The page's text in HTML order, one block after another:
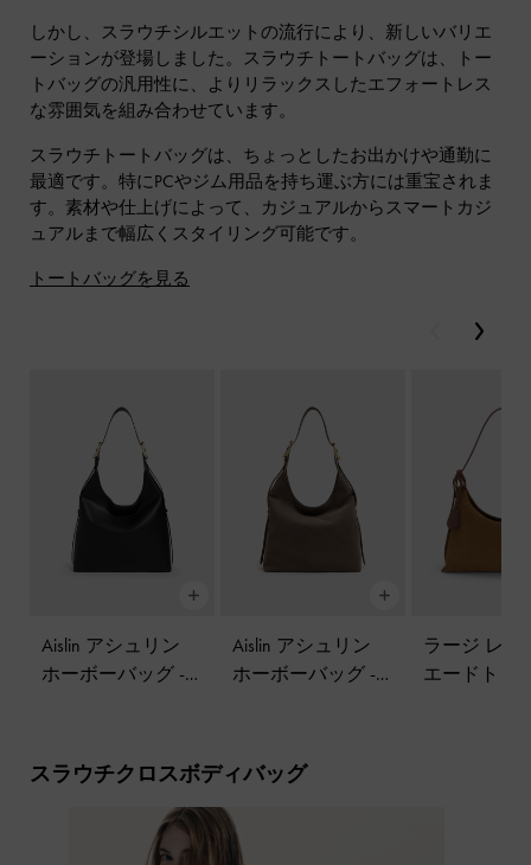
しかし、スラウチシルエットの流行により、新しいバリエ
ーションが登場しました。スラウチトートバッグは、トー
トバッグの汎用性に、よりリラックスしたエフォートレス
な雰囲気を組み合わせています。
スラウチトートバッグは、ちょっとしたお出かけや通勤に
最適です。特にPCやジム用品を持ち運ぶ方には重宝されま
す。素材や仕上げによって、カジュアルからスマートカジ
ュアルまで幅広くスタイリング可能です。
トートバッグを見る
Aislin アシュリン
ホーボーバッグ -
Aislin アシュリン
ホーボーバッグ -
ラージ レザ
エードトッ
戻る
スラウチクロスボディバッグ